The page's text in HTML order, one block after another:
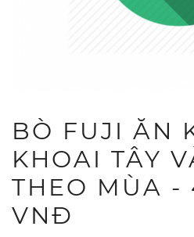
BÒ FUJI ĂN
KHOAI TÂY
THEO MÙA -
VNĐ